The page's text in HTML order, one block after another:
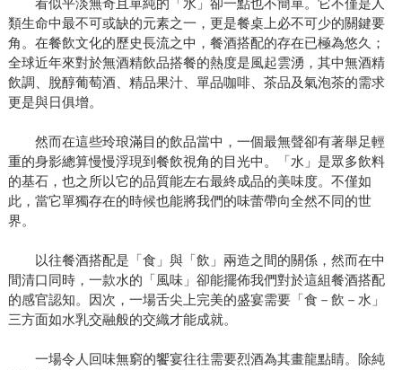
看似平淡無奇且單純的「水」卻一點也不簡單。它不僅是人
類生命中最不可或缺的元素之一，更是餐桌上必不可少的關鍵要
角。在餐飲文化的歷史長流之中，餐酒搭配的存在已極為悠久；
全球近年來對於無酒精飲品搭餐的熱度是風起雲湧，其中無酒精
飲調、脫醇葡萄酒、精品果汁、單品咖啡、茶品及氣泡茶的需求
更是與日俱增。
然而在這些玲琅滿目的飲品當中，一個最無聲卻有著舉足輕
重的身影總算慢慢浮現到餐飲視角的目光中。「水」是眾多飲料
的基石，也之所以它的品質能左右最終成品的美味度。不僅如
此，當它單獨存在的時候也能將我們的味蕾帶向全然不同的世
界。
以往餐酒搭配是「食」與「飲」兩造之間的關係，然而在中
間清口同時，一款水的「風味」卻能擺佈我們對於這組餐酒搭配
的感官認知。因次，一場舌尖上完美的盛宴需要「食－飲－水」
三方面如水乳交融般的交織才能成就。
一場令人回味無窮的饗宴往往需要烈酒為其畫龍點睛。除純